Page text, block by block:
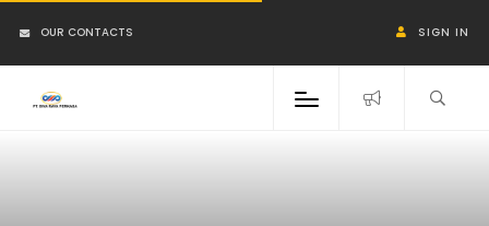
OUR CONTACTS SIGN IN